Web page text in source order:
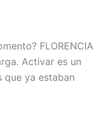
FLORENCIA
Activar es un
ya estaban